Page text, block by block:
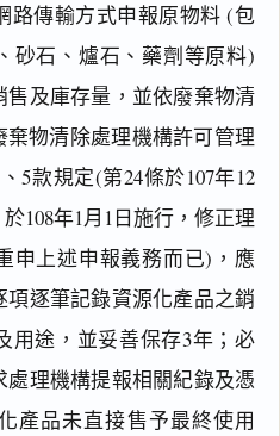
路傳輸方式申報原物料 (包
砂石、爐石、藥劑等原料)
及庫存量，並依廢棄物清
棄物清除處理機構許可管理
5款規定(第24條於107年12
108年1月1日施行，修正理
申上述申報義務而已)，應
逐筆記錄資源化產品之銷
用途，並妥善保存3年；必
理機構提報相關紀錄及憑
產品未直接售予最終使用